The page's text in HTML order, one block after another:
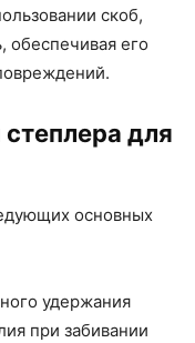
скоб,
обеспечивая его
для
основных
удержания
при забивании